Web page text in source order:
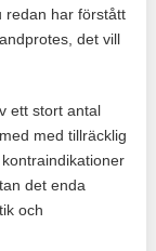
redan har förstått
det vill
ett stort antal
med tillräcklig
det enda
och